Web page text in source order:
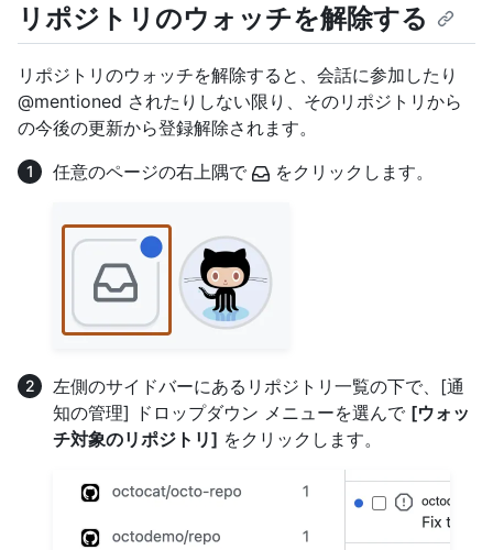
リポジトリのウォッチを解除する
リポジトリのウォッチを解除すると、会話に参加したり
@mentioned されたりしない限り、そのリポジトリから
の今後の更新から登録解除されます。
任意のページの右上隅で
をクリックします。
左側のサイドバーにあるリポジトリ一覧の下で、[通
知の管理] ドロップダウン メニューを選んで [ウォッ
チ対象のリポジトリ] をクリックします。